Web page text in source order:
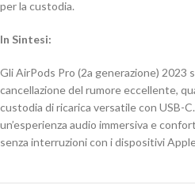
per la custodia.
In Sintesi:
Gli AirPods Pro (2a generazione) 2023
cancellazione del rumore eccellente,
custodia di ricarica versatile con USB-
un’esperienza audio immersiva e
senza interruzioni con i dispositivi